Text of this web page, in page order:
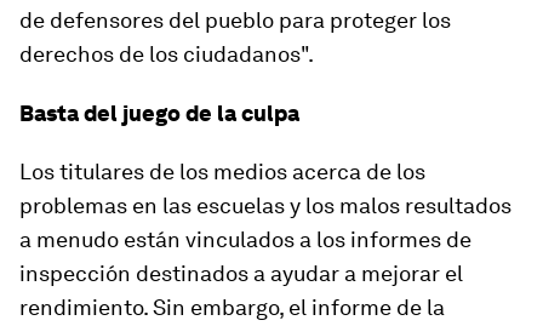
de defensores del pueblo para proteger los
derechos de los ciudadanos".
Basta del juego de la culpa
Los titulares de los medios acerca de los
problemas en las escuelas y los malos resultados
a menudo están vinculados a los informes de
inspección destinados a ayudar a mejorar el
rendimiento. Sin embargo, el informe de la